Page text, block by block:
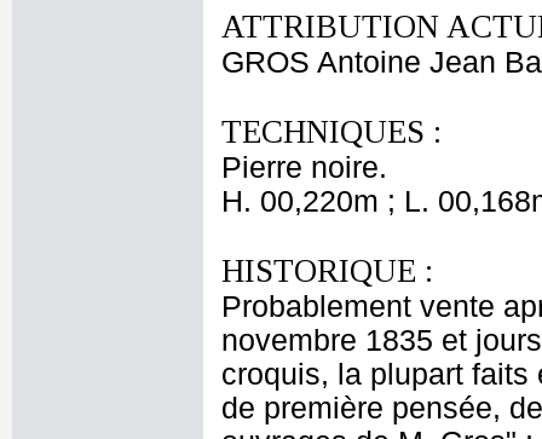
ATTRIBUTION
GROS Antoine Jean
TECHNIQUES :
Pierre noire.
H. 00,220m ; L.
HISTORIQUE :
Probablement vente
novembre 1835 et
croquis, la plupart faits
de première pensée,